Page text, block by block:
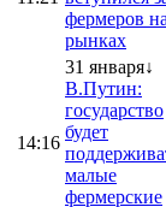
фермеров на
рынках
14:16
31 января↓
В.Путин:
государство
будет
малые
фермерские